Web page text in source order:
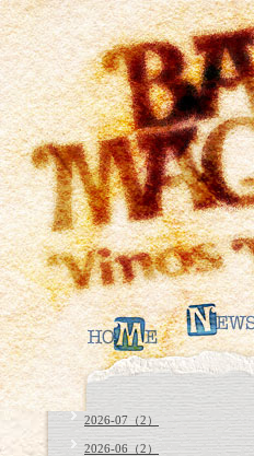
2026-07（2）
2026-06（2）